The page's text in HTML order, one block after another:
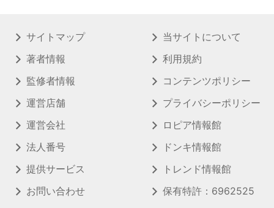
サイトマップ
著者情報
監修者情報
運営店舗
運営会社
法人番号
提供サービス
お問い合わせ
当サイトについて
利用規約
コンテンツポリシー
プライバシーポリシー
ロピア情報館
ドンキ情報館
トレンド情報館
保有特許：6962525